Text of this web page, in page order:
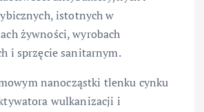
istotnych w
żywności, wyrobach
i sprzęcie sanitarnym.
nanocząstki tlenku cynku
wulkanizacji i